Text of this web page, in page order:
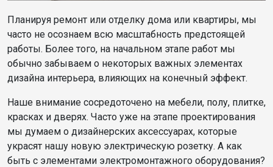
Планируя ремонт или отделку дома или квартиры, мы
часто не осознаем всю масштабность предстоящей
работы. Более того, на начальном этапе работ мы
обычно забываем о некоторых важных элементах
дизайна интерьера, влияющих на конечный эффект.
Наше внимание сосредоточено на мебели, полу, плитке,
красках и дверях. Часто уже на этапе проектирования
мы думаем о дизайнерских аксессуарах, которые
украсят нашу новую электрическую розетку. А как
быть с элементами электромонтажного оборудования?